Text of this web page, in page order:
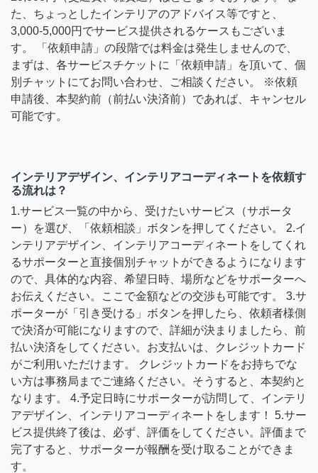
た、ちょっとしたインテリアのアドバイス等ですと、
3,000-5,000円でサービス提供されるケースもございま
す。 「依頼申請」の段階では料金は発生しませんので、
まずは、各サービスチケットに「依頼申請」を頂いて、個
別チャットにてお問い合わせ、ご相談ください。 ※依頼
申請後、本契約前（前払い決済前）であれば、キャンセル
可能です。
インテリアデザイン、インテリアコーディネートを依頼す
る流れは？
1.サービス一覧の中から、受けたいサービス（サポータ
ー）を選び、「依頼相談」ボタンを押してください。 2.イ
ンテリアデザイン、インテリアコーディネートをしてくれ
るサポーターと直接個別チャットができるようになります
ので、具体的な内容、希望日時、場所などをサポーターへ
お伝えください。ここで金額などの交渉も可能です。 3.サ
ポーターが「引き受ける」ボタンを押したら、依頼者様側
で決済が可能になりますので、詳細が決まりましたら、前
払い決済をしてください。お支払いは、クレジットカード
がご利用いただけます。 クレジットカードをお持ちでな
い方は事務局までご連絡ください。そうすると、本契約と
なります。 4.予定日時にサポーターが訪問して、インテリ
アデザイン、インテリアコーディネートをします！ 5.サー
ビス提供終了後は、必ず、評価をしてください。評価まで
完了すると、サポーターが報酬を受け取ることができま
す。